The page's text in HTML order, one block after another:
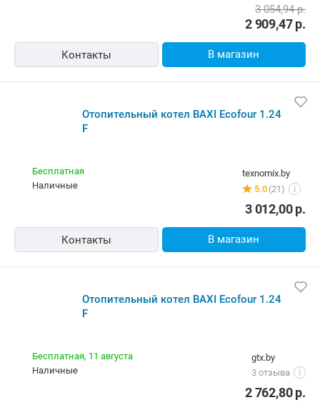
2 909,47р.
3 054,94р.
Контакты В магазин
Отопительный котел BAXI Ecofour 1.24
F
texnomix.by
5.0 (21) i
Бесплатная
наличные
3 012,00р.
Контакты В магазин
Отопительный котел BAXI Ecofour 1.24
F
gtx.by
3 отзыва
i
Бесплатная, 11 августа
наличные
2 762,80р.